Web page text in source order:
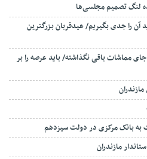
لنگ تصمیم مجلسی‌ها
آن را جدی بگیریم/ عیدقربان بزرگترین
مماشات باقی نگذاشته/ باید عرصه را بر
مازندران